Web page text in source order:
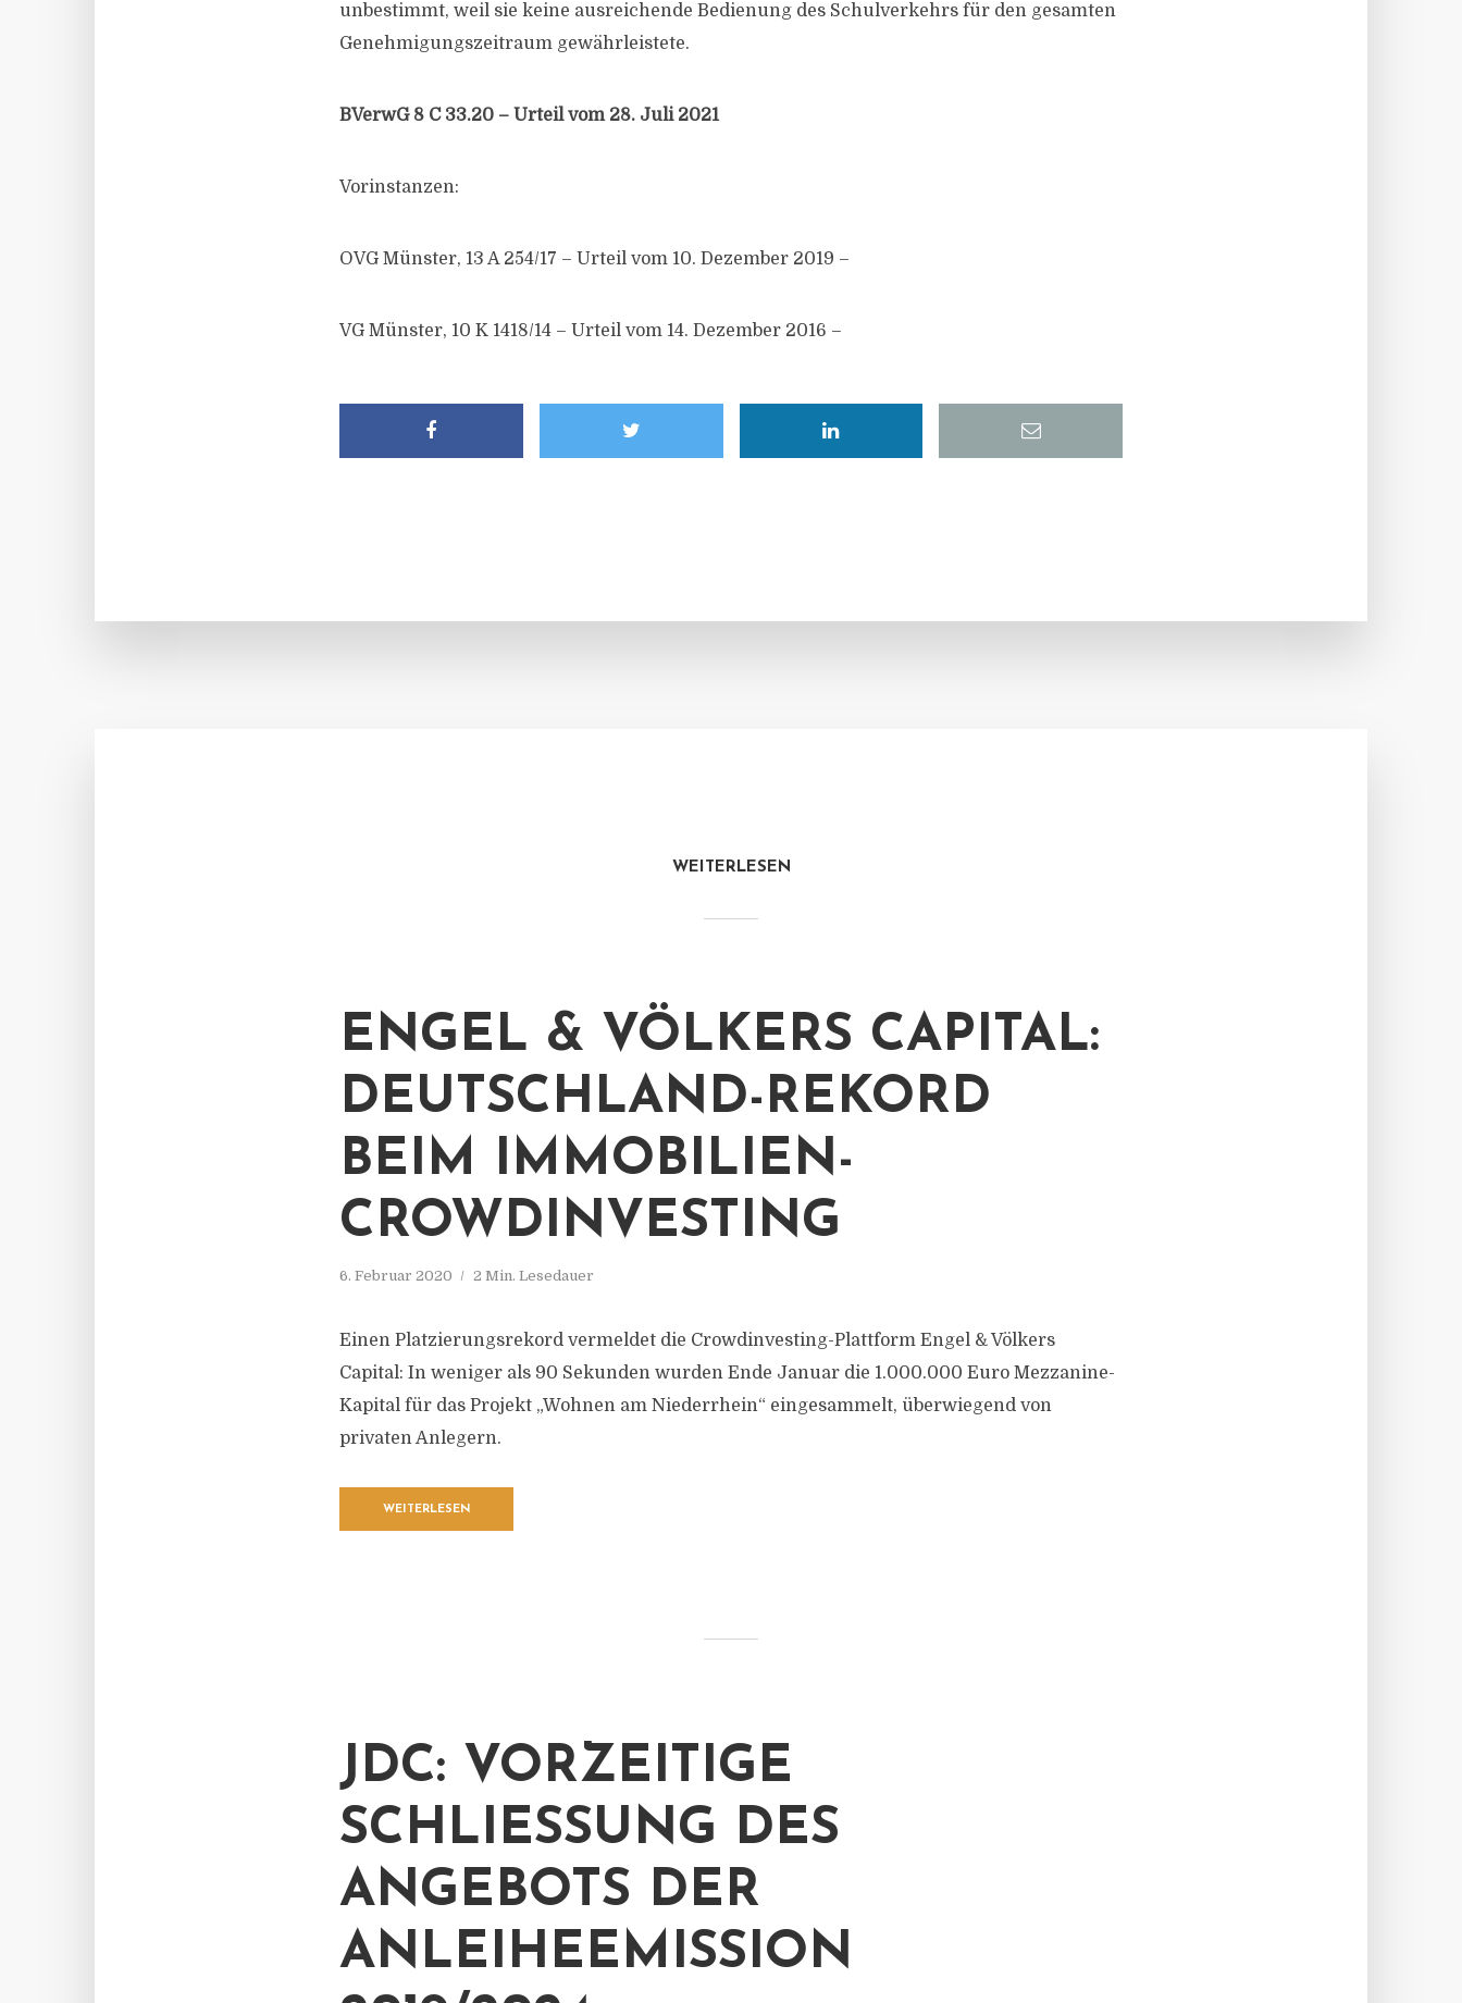
unbestimmt, weil sie keine ausreichende Bedienung des Schulverkehrs für den gesamten
Genehmigungszeitraum gewährleistete.
BVerwG 8 C 33.20 – Urteil vom 28. Juli 2021
Vorinstanzen:
OVG Münster, 13 A 254/17 – Urteil vom 10. Dezember 2019 –
VG Münster, 10 K 1418/14 – Urteil vom 14. Dezember 2016 –
WEITERLESEN
ENGEL & VÖLKERS CAPITAL:
DEUTSCHLAND-REKORD
BEIM IMMOBILIEN-
CROWDINVESTING
6. Februar 2020 2 Min. Lesedauer
Einen Platzierungsrekord vermeldet die Crowdinvesting-Plattform Engel & Völkers
Capital: In weniger als 90 Sekunden wurden Ende Januar die 1.000.000 Euro Mezzanine-
Kapital für das Projekt „Wohnen am Niederrhein“ eingesammelt, überwiegend von
privaten Anlegern.
WEITERLESEN
JDC: VORZEITIGE
SCHLIESSUNG DES A
NGEBOTS DER A
NLEIHEEMISSION 2